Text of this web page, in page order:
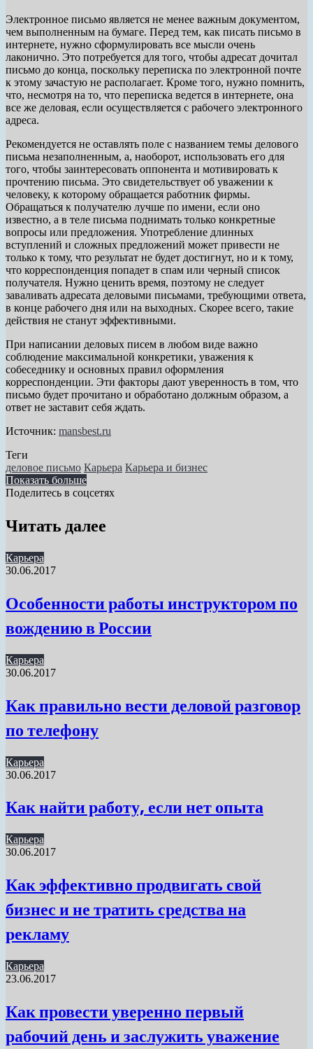
Электронное письмо является не менее важным документом,
чем выполненным на бумаге. Перед тем, как писать письмо в
интернете, нужно сформулировать все мысли очень
лаконично. Это потребуется для того, чтобы адресат дочитал
письмо до конца, поскольку переписка по электронной почте
к этому зачастую не располагает. Кроме того, нужно помнить,
что, несмотря на то, что переписка ведется в интернете, она
все же деловая, если осуществляется с рабочего электронного
адреса.
Рекомендуется не оставлять поле с названием темы делового
письма незаполненным, а, наоборот, использовать его для
того, чтобы заинтересовать оппонента и мотивировать к
прочтению письма. Это свидетельствует об уважении к
человеку, к которому обращается работник фирмы.
Обращаться к получателю лучше по имени, если оно
известно, а в теле письма поднимать только конкретные
вопросы или предложения. Употребление длинных
вступлений и сложных предложений может привести не
только к тому, что результат не будет достигнут, но и к тому,
что корреспонденция попадет в спам или черный список
получателя. Нужно ценить время, поэтому не следует
заваливать адресата деловыми письмами, требующими ответа,
в конце рабочего дня или на выходных. Скорее всего, такие
действия не станут эффективными.
При написании деловых писем в любом виде важно
соблюдение максимальной конкретики, уважения к
собеседнику и основных правил оформления
корреспонденции. Эти факторы дают уверенность в том, что
письмо будет прочитано и обработано должным образом, а
ответ не заставит себя ждать.
Источник: mansbest.ru
Теги
деловое письмо Карьера Карьера и бизнес
Показать больше
Поделитесь в соцсетях
электронной
Читать далее
Карьера
30.06.2017
Особенности работы инструктором по
вождению в России
Карьера
30.06.2017
Как правильно вести деловой разговор
по телефону
Карьера
30.06.2017
Как найти работу, если нет опыта
Карьера
30.06.2017
Как эффективно продвигать свой
бизнес и не тратить средства на
рекламу
Карьера
23.06.2017
Как провести уверенно первый
рабочий день и заслужить уважение